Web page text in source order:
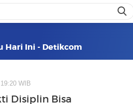
Hari Ini - Detikcom
WIB
Disiplin Bisa